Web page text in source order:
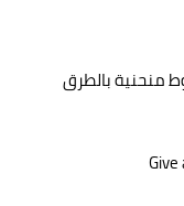
منحنية بالطرق